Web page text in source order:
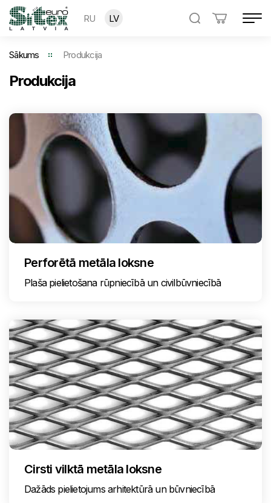
RU LV
Sākums Produkcija
Produkcija
Perforētā metāla loksne
Plaša pielietošana rūpniecībā un civilbūvniecībā
Cirsti vilktā metāla loksne
Dažāds pielietojums arhitektūrā un būvniecībā